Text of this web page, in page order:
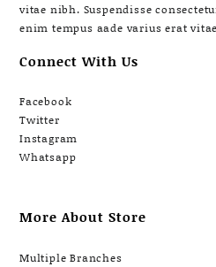
vitae nibh. Suspendisse
enim tempus aade varius erat
Connect With Us
Facebook
Twitter
Instagram
Whatsapp
More About Store
Multiple Branches